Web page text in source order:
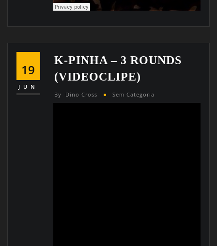
19
JUN
K-PINHA – 3 ROUNDS
(VIDEOCLIPE)
By Dino Cross Sem Categoria